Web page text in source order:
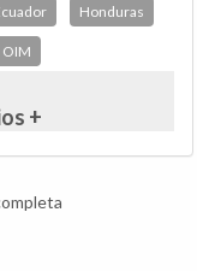
Honduras
OIM
+